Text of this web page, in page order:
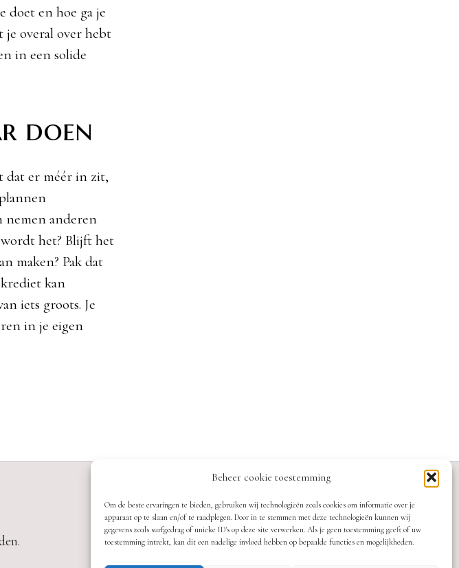
Beheer cookie toestemming
Om de beste ervaringen te bieden, gebruiken wij technologieën zoals cookies om informatie over je
apparaat op te slaan en/of te raadplegen. Door in te stemmen met deze technologieën kunnen wij
gegevens zoals surfgedrag of unieke ID's op deze site verwerken. Als je geen toestemming geeft of uw
toestemming intrekt, kan dit een nadelige invloed hebben op bepaalde functies en mogelijkheden.
doet en hoe ga je
je overal over hebt
in een solide
doen
dat er méér in zit,
nemen anderen
het? Blijft het
maken? Pak dat
kan
iets groots. Je
in je eigen